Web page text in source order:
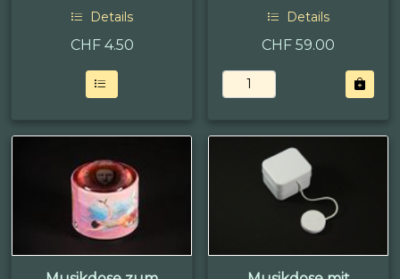
Details
CHF 4.50
Details
CHF 59.00